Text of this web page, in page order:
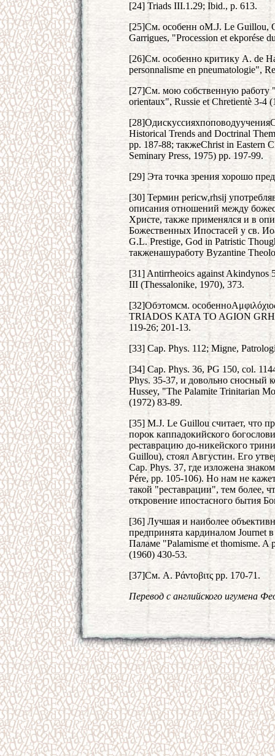
[24] Triads III.1.29; Ibid., p. 613.
[25]См. особенн оM.J. Le Guillou,
Garrigues, "Procession et ekporése
[26]См. особенно критику A. de
personnalisme en pneumatologie",
[27]См. мою собственную работу
orientaux", Russie et Chretientè 3-4
Historical Trends and Doctrinal
pp. 187-88; такжеChrist in Eastern
Seminary Press, 1975) pp. 197-99.
[29] Эта точка зрения хорошо
[30] Термин pericw,rhsij
описания отношений между
Христе, также применялся и в
Божественных Ипостасей у св.
G.L. Prestige, God in Patristic
такженашуработу Byzantine
[31] Antirrheoics against
III (Thessalonike, 1970), 373.
[32]Обэтомсм.
TRIADOS KATA TO AGION
119-26; 201-13.
[33] Cap. Phys. 112; Migne,
[34] Cap. Phys. 36, PG 150, col.
Phys. 35-37, и довольно сносный
Hussey, "The Palamite Trinitarian
(1972) 83-89.
[35] M.J. Le Guillou считает, что
порок каппадокийского
реставрацию до-никейского
Guillou), стоял Августин. Его
Cap. Phys. 37, где изложена
Pére, pp. 105-106). Но нам не
такой "реставрации", тем более,
откровение ипостасного бытия
[36] Лучшая и наиболее
предпринята кардиналом Journet
Паламе "Palamisme et thomisme. A
(1960) 430-53.
[37]См. Α. Ράντοβιτς pp. 170-71.
Перевод с английского игумена